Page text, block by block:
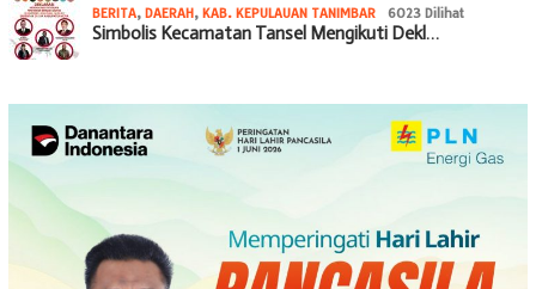
BERITA, DAERAH, KAB. KEPULAUAN TANIMBAR 6023 Dilihat
Simbolis Kecamatan Tansel Mengikuti Dekl…